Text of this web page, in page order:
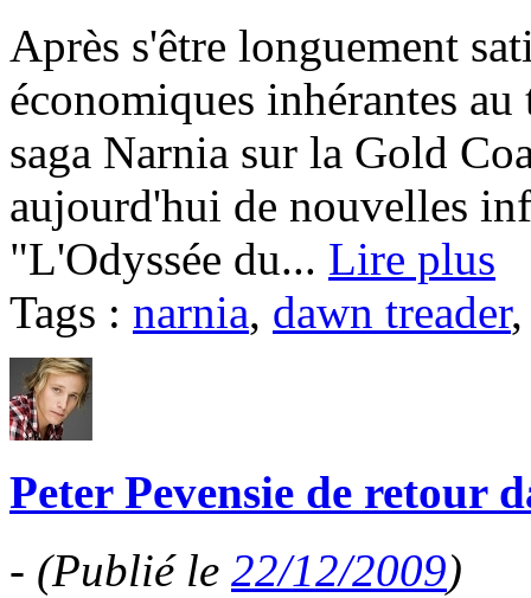
Après s'être longuement
économiques inhérantes
saga Narnia sur la Gold
aujourd'hui de nouvelles
"L'Odyssée du... Lire plus
Tags : narnia, dawn treader
Peter Pevensie de retour
- (Publié le 22/12/2009)